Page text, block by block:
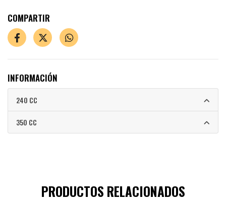
COMPARTIR
INFORMACIÓN
240 CC
350 CC
PRODUCTOS RELACIONADOS